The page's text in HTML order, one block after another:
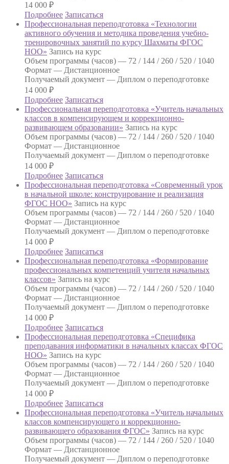
14 000 ₽
Подробнее Записаться
Профессиональная переподготовка «Технологии
активного обучения и методика проведения учебно-
тренировочных занятий по курсу Шахматы ФГОС
НОО» Запись на курс
Объем программы (часов) — 72 / 144 / 260 / 520 / 1040
Формат — Дистанционное
Получаемый документ — Диплом о переподготовке
14 000 ₽
Подробнее Записаться
Профессиональная переподготовка «Учитель начальных
классов в компенсирующем и коррекционно-
развивающем образовании» Запись на курс
Объем программы (часов) — 72 / 144 / 260 / 520 / 1040
Формат — Дистанционное
Получаемый документ — Диплом о переподготовке
14 000 ₽
Подробнее Записаться
Профессиональная переподготовка «Современный урок
в начальной школе: конструирование и реализация
ФГОС НОО» Запись на курс
Объем программы (часов) — 72 / 144 / 260 / 520 / 1040
Формат — Дистанционное
Получаемый документ — Диплом о переподготовке
14 000 ₽
Подробнее Записаться
Профессиональная переподготовка «Формирование
профессиональных компетенций учителя начальных
классов» Запись на курс
Объем программы (часов) — 72 / 144 / 260 / 520 / 1040
Формат — Дистанционное
Получаемый документ — Диплом о переподготовке
14 000 ₽
Подробнее Записаться
Профессиональная переподготовка «Специфика
преподавания информатики в начальных классах ФГОС
НОО» Запись на курс
Объем программы (часов) — 72 / 144 / 260 / 520 / 1040
Формат — Дистанционное
Получаемый документ — Диплом о переподготовке
14 000 ₽
Подробнее Записаться
Профессиональная переподготовка «Учитель начальных
классов компенсирующего и коррекционно-
развивающего образования ФГОС» Запись на курс
Объем программы (часов) — 72 / 144 / 260 / 520 / 1040
Формат — Дистанционное
Получаемый документ — Диплом о переподготовке